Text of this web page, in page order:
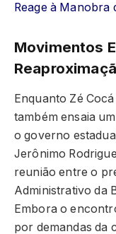
Reage à Manobra
Movimentos
Enquanto Zé
também ensaia
o governo
Jerônimo
reunião entre o
Administrativo da
Embora o
por demandas da